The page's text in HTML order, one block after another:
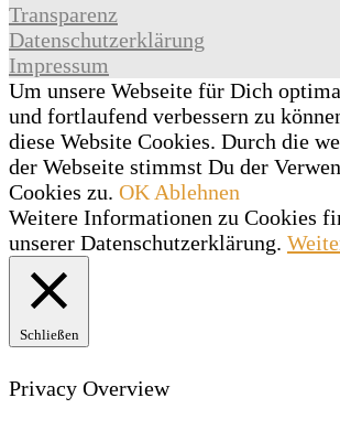
Transparenz
Datenschutzerklärung
Impressum
Um unsere Webseite für Dich
und fortlaufend verbessern zu
diese Website Cookies. Durch die
der Webseite stimmst Du der
Cookies zu. OK Ablehnen
Weitere Informationen zu Cookies
unserer Datenschutzerklärung.
Schließen
Privacy Overview